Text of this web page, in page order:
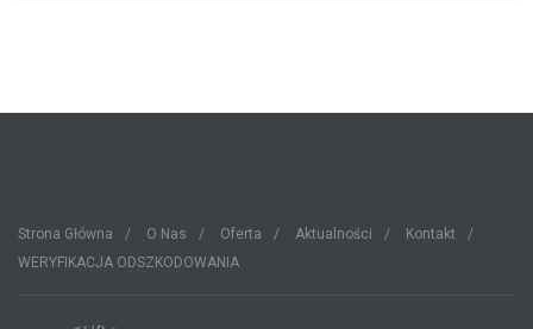
Strona Główna O Nas Oferta Aktualności
Kontakt
WERYFIKACJA ODSZKODOWANIA